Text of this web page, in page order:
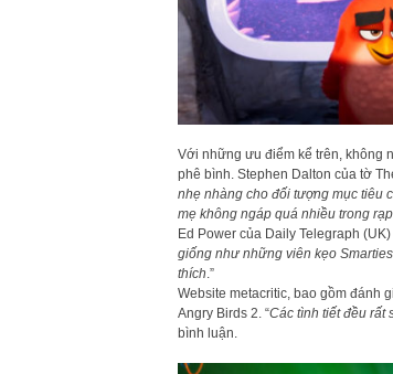
Với những ưu điểm kể trên, không
phê bình. Stephen Dalton của tờ
nhẹ nhàng cho đối tượng mục tiêu
mẹ không ngáp quá nhiều trong rạp
Ed Power của Daily Telegraph (UK)
giống như những viên kẹo
thích .”
Website metacritic, bao gồm đánh
Angry Birds 2. “Các tình tiết đều rất
bình luận.